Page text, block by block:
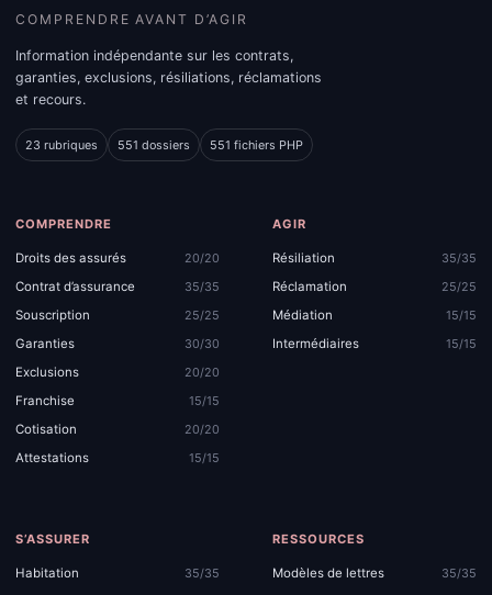
COMPRENDRE AVANT D’AGIR
Information indépendante sur les contrats,
garanties, exclusions, résiliations, réclamations
et recours.
23 rubriques 551 dossiers 551 fichiers PHP
COMPRENDRE
Droits des assurés
20/20
Contrat d’assurance
35/35
Souscription
25/25
Garanties
30/30
Exclusions
20/20
Franchise
15/15
Cotisation
20/20
Attestations
15/15
AGIR
Résiliation
35/35
Réclamation
25/25
Médiation
15/15
Intermédiaires
15/15
S’ASSURER
Habitation
35/35
RESSOURCES
Modèles de lettres
35/35